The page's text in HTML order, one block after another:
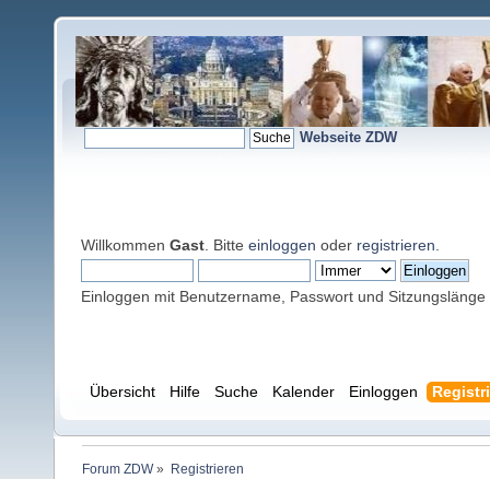
Webseite ZDW
Willkommen Gast . Bitte einloggen oder registrieren
Einloggen mit Benutzername, Passwort und Sitzungslänge
Übersicht Hilfe Suche Kalender Einloggen
Forum ZDW» Registrieren